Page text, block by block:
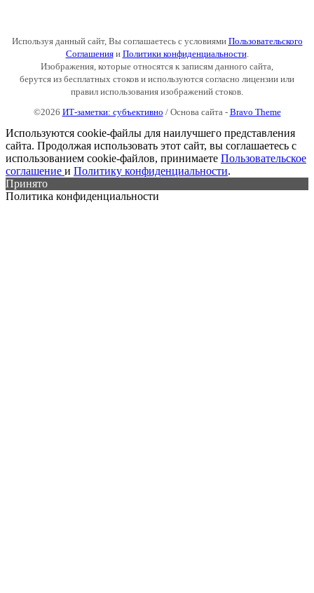
Используя данный сайт, Вы соглашаетесь с условиями Пользовательского
Соглашенияи Политики конфиденциальности.
Изображения, которые относятся к записям данного сайта,
берутся из бесплатных стоков и используются согласно лицензии или
правил использования изображений стоков.
©2026 ИТ-заметки: субъективно / Основа сайта - Bravo Theme
Используются cookie-файлы для наилучшего представления
сайта. Продолжая использовать этот сайт, вы соглашаетесь с
использованием cookie-файлов, принимаете Пользовательское
соглашение и Политику конфиденциальности.
Принято
Политика конфиденциальности